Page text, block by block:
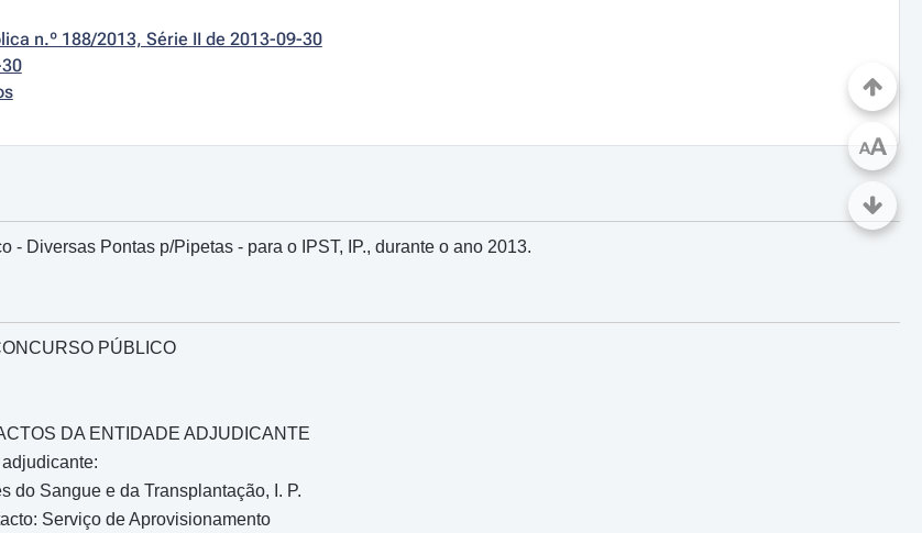
n.º 188/2013, Série II de 2013-09-30
- Diversas Pontas p/Pipetas - para o IPST, IP., durante o ano 2013.
PÚBLICO
DA ENTIDADE ADJUDICANTE
do Sangue e da Transplantação, I. P.
Serviço de Aprovisionamento
AA